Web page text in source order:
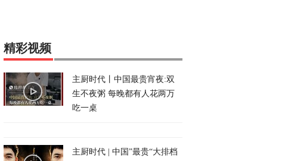
精彩视频
主厨时代丨中国最贵宵夜:双
生不夜粥 每晚都有人花两万
吃一桌
主厨时代 | 中国”最贵“大排档